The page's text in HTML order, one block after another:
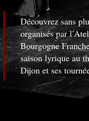
Découvrez sans
organisés par
Bourgogne
saison lyrique au
Dijon et ses